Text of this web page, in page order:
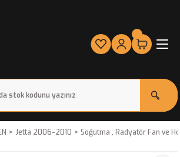
Jetta 2006-2010 Soğutma , Radyatör Fan ve